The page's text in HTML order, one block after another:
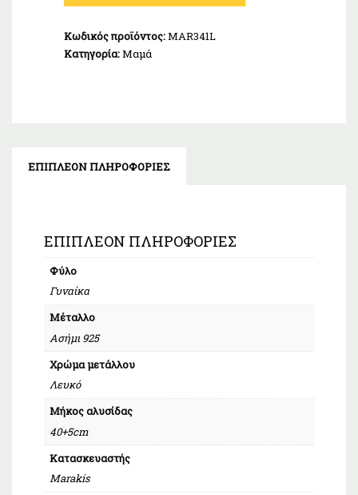
Ασήμι
ποσότητα
Κωδικός προϊόντος:MAR341L
Κατηγορία:Μαμά
ΕΠΙΠΛΈΟΝ ΠΛΗΡΟΦΟΡΊΕΣ
ΕΠΙΠΛΈΟΝ ΠΛΗΡΟΦΟΡΊΕΣ
Φύλο
Γυναίκα
Μέταλλο
Ασήμι 925
Χρώμα μετάλλου
Λευκό
Μήκος αλυσίδας
40+5cm
Κατασκευαστής
Marakis